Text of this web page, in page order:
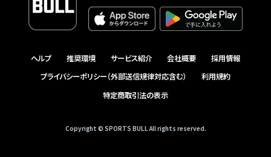
ヘルプ 推奨環境 サービス紹介 会社概要
採用情報
プライバシーポリシー（外部送信規律対応含む）
利用規約
特定商取引法の表示
Copyright © SPORTS BULL All rights reserved.